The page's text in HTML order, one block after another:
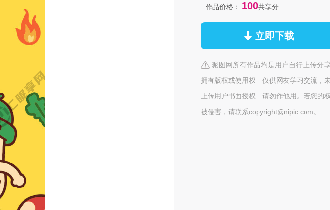
作品价格： 100共享分
立即下载
昵图网所有作品均是用户自行上传分
拥有版权或使用权，仅供网友学习交流，
上传用户书面授权，请勿作他用。若您的
被侵害，请联系copyright@nipic.com。